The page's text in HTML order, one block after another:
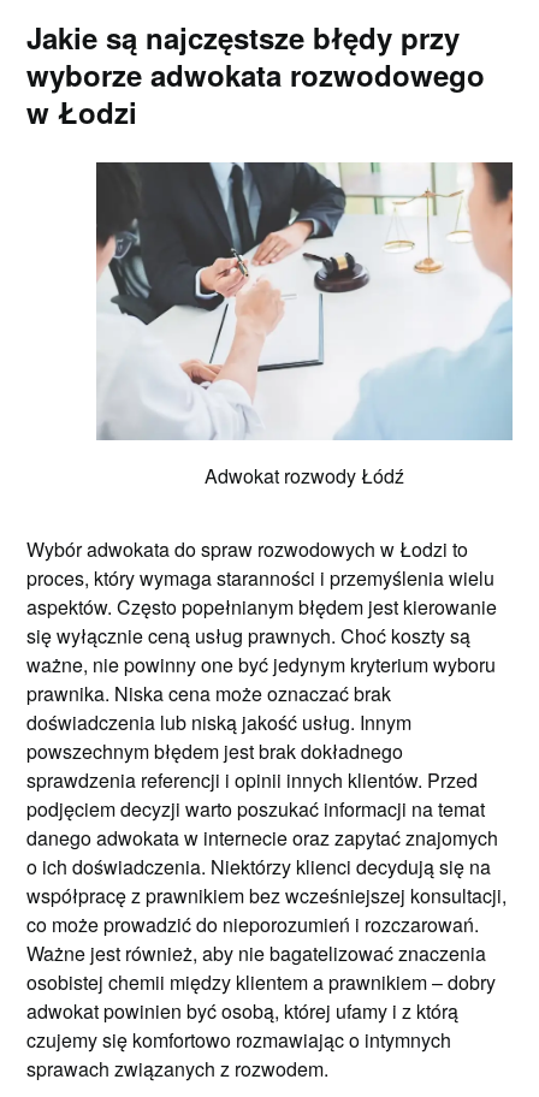
Jakie są najczęstsze błędy przy
wyborze adwokata rozwodowego
w Łodzi
Adwokat rozwody Łódź
Wybór adwokata do spraw rozwodowych w Łodzi to
proces, który wymaga staranności i przemyślenia wielu
aspektów. Często popełnianym błędem jest kierowanie
się wyłącznie ceną usług prawnych. Choć koszty są
ważne, nie powinny one być jedynym kryterium wyboru
prawnika. Niska cena może oznaczać brak
doświadczenia lub niską jakość usług. Innym
powszechnym błędem jest brak dokładnego
sprawdzenia referencji i opinii innych klientów. Przed
podjęciem decyzji warto poszukać informacji na temat
danego adwokata w internecie oraz zapytać znajomych
o ich doświadczenia. Niektórzy klienci decydują się na
współpracę z prawnikiem bez wcześniejszej konsultacji,
co może prowadzić do nieporozumień i rozczarowań.
Ważne jest również, aby nie bagatelizować znaczenia
osobistej chemii między klientem a prawnikiem – dobry
adwokat powinien być osobą, której ufamy i z którą
czujemy się komfortowo rozmawiając o intymnych
sprawach związanych z rozwodem.